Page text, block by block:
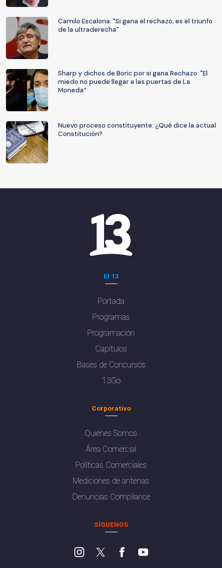
Camilo Escalona: "Si gana el rechazo, es el triunfo
de la ultraderecha"
Sharp y dichos de Boric por si gana Rechazo: "El
miedo no puede llegar a las puertas de La
Moneda”
Nuevo proceso constituyente: ¿Qué dice la actual
Constitución?
El 13
Portada
Programas
Programación
Capítulos
Bases de Concursos
13Go
Corporativo
Quiénes Somos
Área Comercial
Políticas Comerciales
Mediciones de antenas
Denuncias Compliance
SÍGUENOS